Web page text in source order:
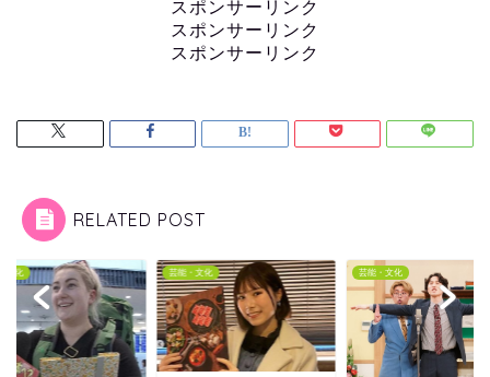
スポンサーリンク
スポンサーリンク
スポンサーリンク
RELATED POST
文化 芸能・文化 芸能・文化